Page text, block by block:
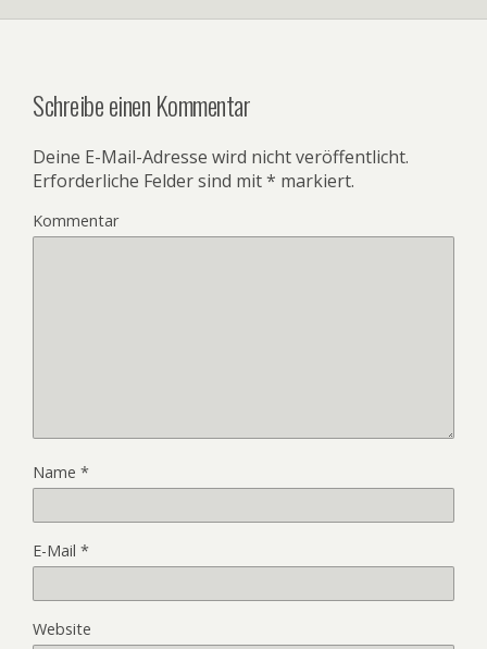
Schreibe einen Kommentar
Deine E-Mail-Adresse wird nicht veröffentlicht.
Erforderliche Felder sind mit* markiert.
Kommentar
Name *
E-Mail *
Website